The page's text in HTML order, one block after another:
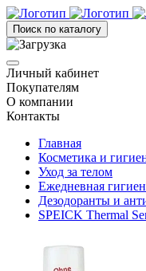
Поиск по каталогу
Личный кабинет
Покупателям
О компании
Контакты
Главная
Косметика и
Уход за телом
Ежедневная
Дезодоранты и
SPEICK Thermal